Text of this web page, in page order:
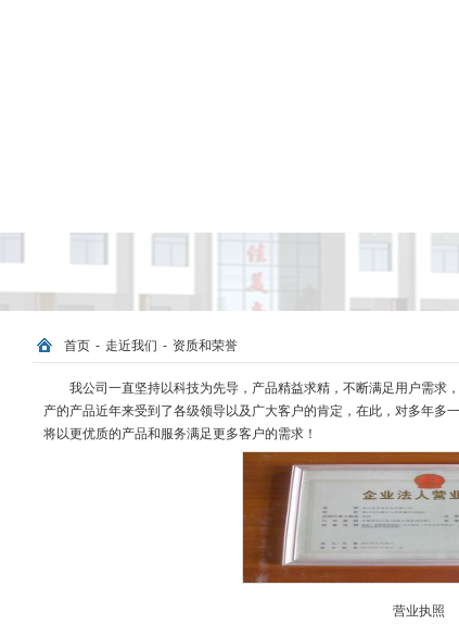
首页 - 走近我们 - 资质和荣誉
我公司一直坚持以科技为先导，产品精益求精，不断满足用户需求
产的产品近年来受到了各级领导以及广大客户的肯定，在此，对多年多
将以更优质的产品和服务满足更多客户的需求！
营业执照